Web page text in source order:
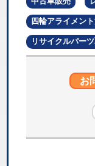
四輪アライメン
リサイクルパー
お